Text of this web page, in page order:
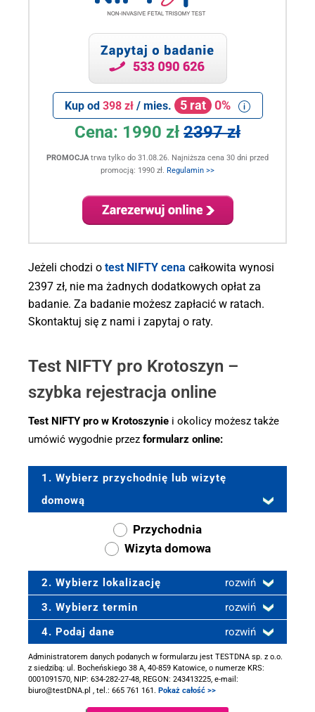
Kup od 398 zł/ mies. 5 rat 0%
Cena: 1990 zł 2397 zł
PROMOCJAtrwa tylko do 31.08.26. Najniższa cena 30 dni przed
promocją: 1990 zł. Regulamin >>
Jeżeli chodzi o test NIFTY cena całkowita wynosi
2397 zł, nie ma żadnych dodatkowych opłat za
badanie. Za badanie możesz zapłacić w ratach.
Skontaktuj się z nami i zapytaj o raty.
Test NIFTY pro Krotoszyn –
szybka rejestracja online
Test NIFTY pro w Krotoszynie i okolicy możesz także
umówić wygodnie przez formularz online:
1. Wybierz przychodnię lub wizytę
domową
Przychodnia
Wizyta domowa
2. Wybierz lokalizację
rozwiń
3. Wybierz termin
rozwiń
4. Podaj dane
rozwiń
Administratorem danych podanych w formularzu jest TESTDNA sp. z o.o.
z siedzibą: ul. Bocheńskiego 38 A, 40-859 Katowice, o numerze KRS:
0001091570, NIP: 634-282-27-48, REGON: 243413225, e-mail:
biuro@testDNA.pl , tel.: 665 761 161. Pokaż całość >>